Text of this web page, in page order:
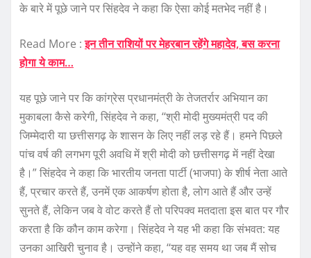
के बारे में पूछे जाने पर सिंहदेव ने कहा कि ऐसा कोई मतभेद नहीं है।
Read More :इन तीन राशियों पर मेहरबान रहेंगे महादेव, बस करना
होगा ये काम…
यह पूछे जाने पर कि कांग्रेस प्रधानमंत्री के तेजतर्रार अभियान का
मुकाबला कैसे करेगी, सिंहदेव ने कहा, ‘‘श्री मोदी मुख्यमंत्री पद की
जिम्मेदारी या छत्तीसगढ़ के शासन के लिए नहीं लड़ रहे हैं। हमने पिछले
पांच वर्ष की लगभग पूरी अवधि में श्री मोदी को छत्तीसगढ़ में नहीं देखा
है।” सिंहदेव ने कहा कि भारतीय जनता पार्टी (भाजपा) के शीर्ष नेता आते
हैं, प्रचार करते हैं, उनमें एक आकर्षण होता है, लोग आते हैं और उन्हें
सुनते हैं, लेकिन जब वे वोट करते हैं तो परिपक्व मतदाता इस बात पर गौर
करता है कि कौन काम करेगा। सिंहदेव ने यह भी कहा कि संभवत: यह
उनका आखिरी चुनाव है। उन्होंने कहा, ‘‘यह वह समय था जब मैं सोच